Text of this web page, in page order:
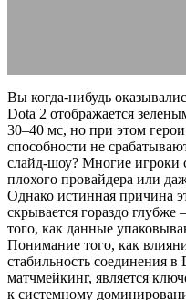
Вы когда-нибудь
Dota 2 отображается
30–40 мс, но при этом
способности не
слайд-шоу? Многие игроки
плохого провайдера или
Однако истинная причина
скрывается гораздо
того, как данные
Понимание того, как
стабильность соединения
матчмейкинг, является
к системному